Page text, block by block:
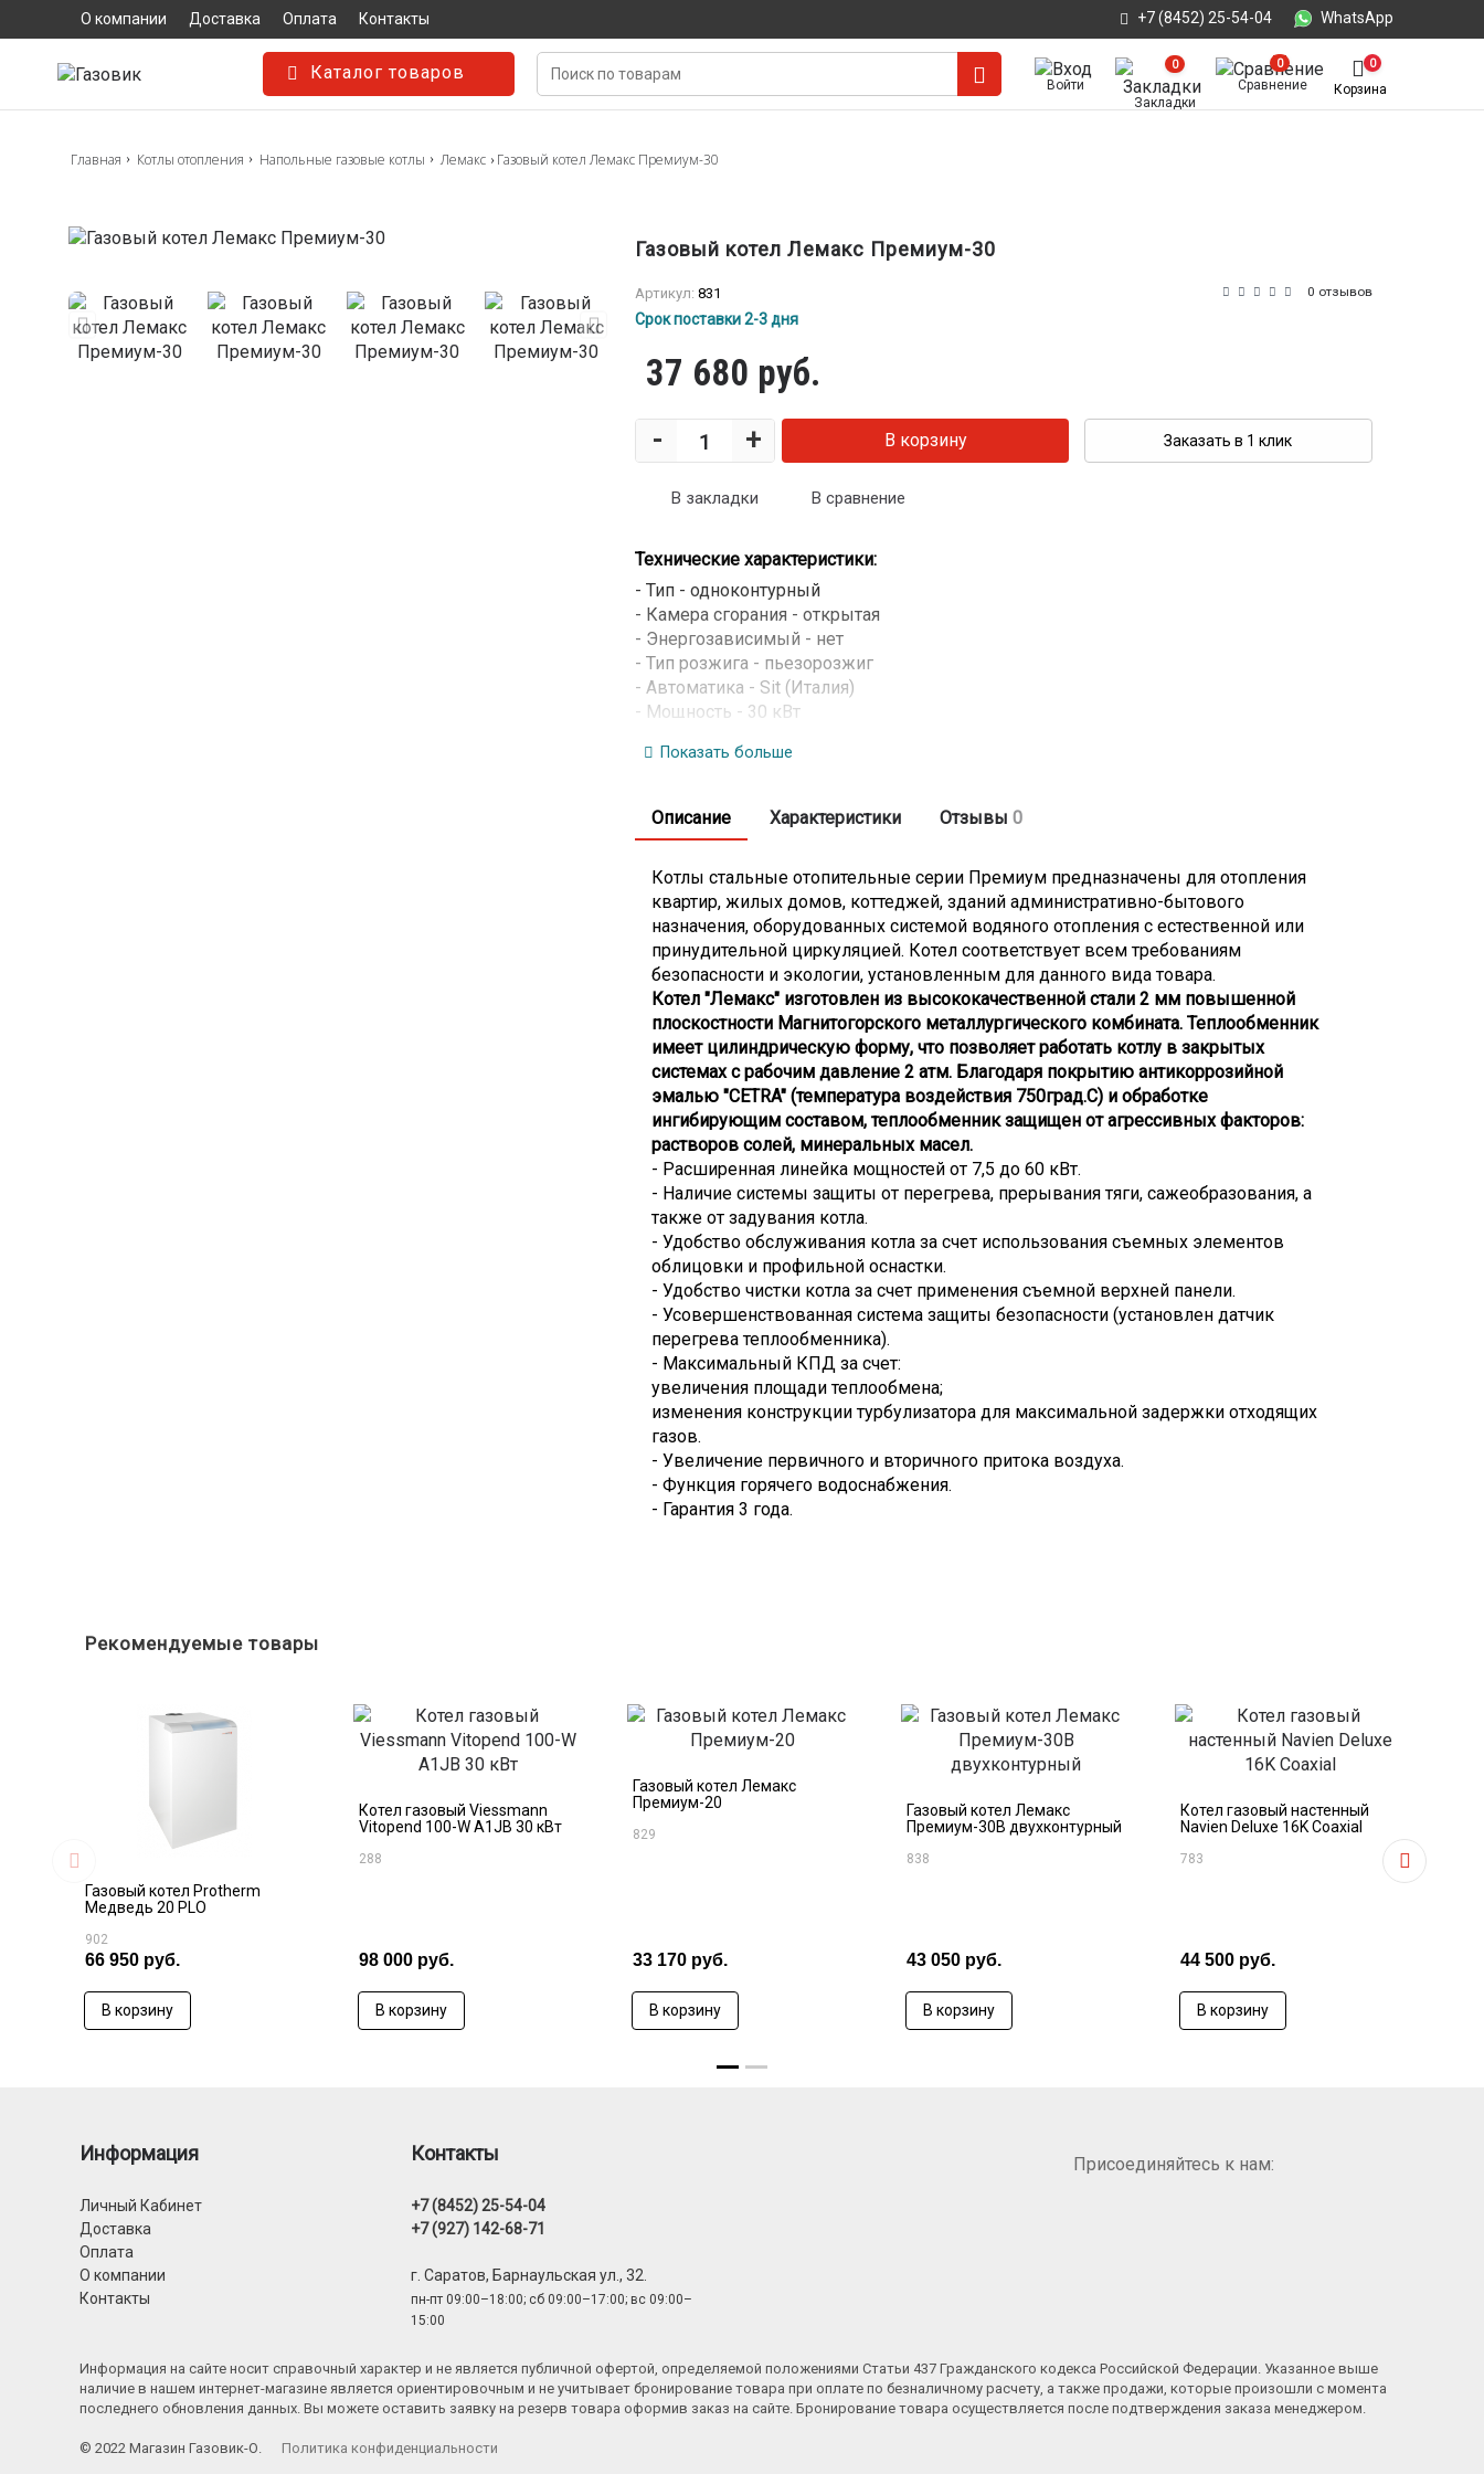
О компании Доставка Оплата Контакты +7 (8452) 25-54-04 WhatsApp
Каталог товаров
Войти
0
Закладки
0
Сравнение
0
Корзина
Главная Котлы отопления Напольные газовые котлы Лемакс Газовый котел Лемакс Премиум-30
Газовый котел Лемакс Премиум-30
0 отзывов
Артикул: 831
Срок поставки 2-3 дня
37 680 руб.
- + В корзину Заказать в 1 клик
В закладки В сравнение
Технические характеристики:
- Тип - одноконтурный
- Камера сгорания - открытая
- Энергозависимый - нет
- Тип розжига - пьезорозжиг
- Автоматика - Sit (Италия)
- Мощность - 30 кВт
- Теплообменник - стальной
- Диапазон регулирования температуры - 50-90 град.C
- КПД - 90%
- Диаметр патрубка системы газоснабжения - G 3/4 дюйма
- Диаметр патрубка системы отопления - G 2 дюйма
- Диаметр дымохода - 130 мм
- Габариты (ВхШхГ) - 961x470x556 мм
- Вес - 83 кг
Показать больше
Описание Характеристики Отзывы 0
Котлы стальные отопительные серии Премиум предназначены для отопления
квартир, жилых домов, коттеджей, зданий административно-бытового
назначения, оборудованных системой водяного отопления с естественной или
принудительной циркуляцией. Котел соответствует всем требованиям
безопасности и экологии, установленным для данного вида товара.
Котел "Лемакс" изготовлен из высококачественной стали 2 мм повышенной
плоскостности Магнитогорского металлургического комбината. Теплообменник
имеет цилиндрическую форму, что позволяет работать котлу в закрытых
системах с рабочим давление 2 атм. Благодаря покрытию антикоррозийной
эмалью "CETRA" (температура воздействия 750град.С) и обработке
ингибирующим составом, теплообменник защищен от агрессивных факторов:
растворов солей, минеральных масел.
- Расширенная линейка мощностей от 7,5 до 60 кВт.
- Наличие системы защиты от перегрева, прерывания тяги, сажеобразования, а
также от задувания котла.
- Удобство обслуживания котла за счет использования съемных элементов
облицовки и профильной оснастки.
- Удобство чистки котла за счет применения съемной верхней панели.
- Усовершенствованная система защиты безопасности (установлен датчик
перегрева теплообменника).
- Максимальный КПД за счет:
увеличения площади теплообмена;
изменения конструкции турбулизатора для максимальной задержки отходящих
газов.
- Увеличение первичного и вторичного притока воздуха.
- Функция горячего водоснабжения.
- Гарантия 3 года.
Рекомендуемые товары
Газовый котел Protherm
Медведь 20 PLO
902
66 950 руб.
В корзину
Котел газовый Viessmann
Vitopend 100-W A1JB 30 кВт
288
98 000 руб.
В корзину
Газовый котел Лемакс
Премиум-20
829
33 170 руб.
В корзину
Газовый котел Лемакс
Премиум-30В двухконтурный
838
43 050 руб.
В корзину
Котел газовый настенный
Navien Deluxe 16K Coaxial
783
44 500 руб.
В корзину
Информация
Личный Кабинет
Доставка
Оплата
О компании
Контакты
Контакты
+7 (8452) 25-54-04
+7 (927) 142-68-71
г. Саратов, Барнаульская ул., 32.
пн-пт 09:00–18:00; сб 09:00–17:00; вс 09:00–
15:00
Присоединяйтесь к нам:
Информация на сайте носит справочный характер и не является публичной офертой, определяемой положениями Статьи 437 Гражданского кодекса Российской Федерации. Указанное выше
наличие в нашем интернет-магазине является ориентировочным и не учитывает бронирование товара при оплате по безналичному расчету, а также продажи, которые произошли с момента
последнего обновления данных. Вы можете оставить заявку на резерв товара оформив заказ на сайте. Бронирование товара осуществляется после подтверждения заказа менеджером.
© 2022 Магазин Газовик-О. Политика конфиденциальности